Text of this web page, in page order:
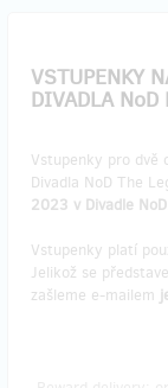
VSTUPENKY
DIVADLA NoD
Vstupenky pro dvě
Divadla NoD The
2023 v Divadle NoD
Vstupenky platí
Jelikož se
zašleme e-mailem